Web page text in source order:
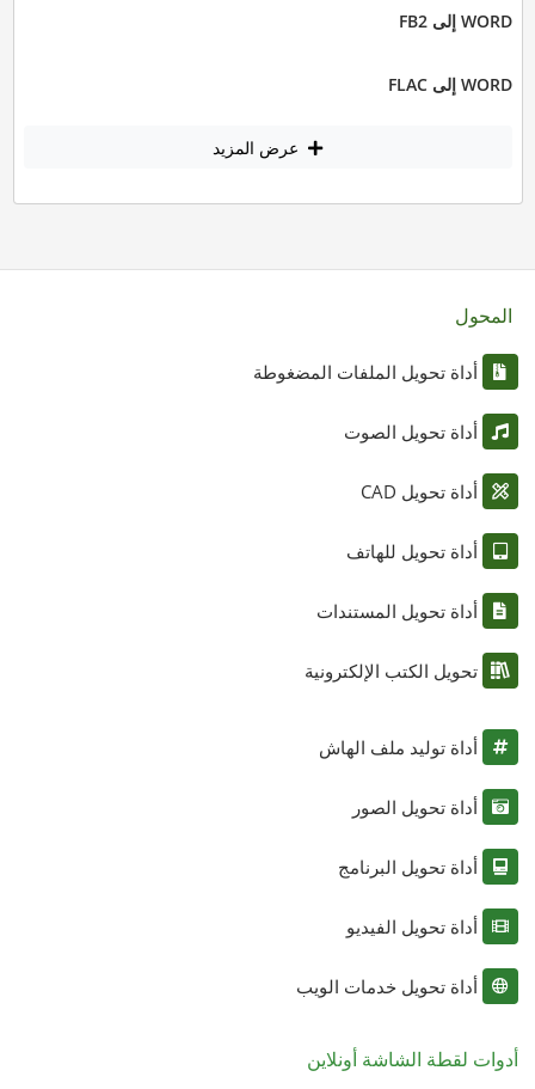
WORD إلى FB2
WORD إلى FLAC
عرض المزيد
المحول
أداة تحويل الملفات المضغوطة
أداة تحويل الصوت
أداة تحويل CAD
أداة تحويل للهاتف
أداة تحويل المستندات
تحويل الكتب الإلكترونية
أداة توليد ملف الهاش
أداة تحويل الصور
أداة تحويل البرنامج
أداة تحويل الفيديو
أداة تحويل خدمات الويب
أدوات لقطة الشاشة أونلاين